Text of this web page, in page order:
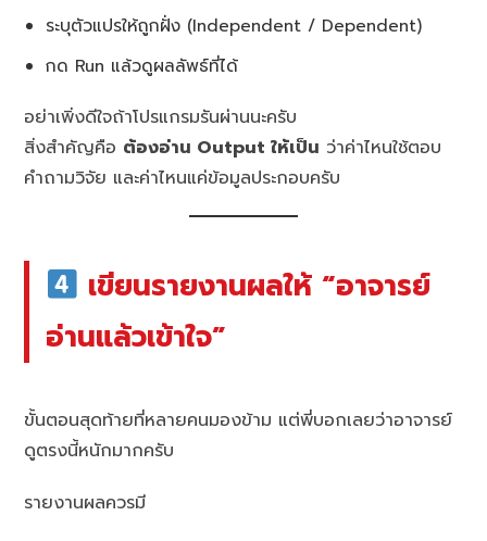
ระบุตัวแปรให้ถูกฝั่ง (Independent / Dependent)
กด Run แล้วดูผลลัพธ์ที่ได้
อย่าเพิ่งดีใจถ้าโปรแกรมรันผ่านนะครับ
สิ่งสำคัญคือ ต้องอ่าน Output ให้เป็น ว่าค่าไหนใช้ตอบ
คำถามวิจัย และค่าไหนแค่ข้อมูลประกอบครับ
เขียนรายงานผลให้ “อาจารย์
อ่านแล้วเข้าใจ”
ขั้นตอนสุดท้ายที่หลายคนมองข้าม แต่พี่บอกเลยว่าอาจารย์
ดูตรงนี้หนักมากครับ
รายงานผลควรมี